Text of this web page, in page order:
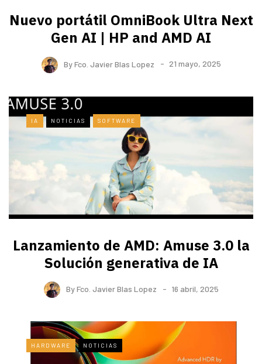
Nuevo portátil OmniBook Ultra ​Next
Gen AI | HP and AMD AI
ByFco. Javier Blas Lopez 21 mayo, 2025
IA NOTICIAS SOFTWARE
Lanzamiento de AMD: Amuse 3.0 la
Solución generativa de IA
ByFco. Javier Blas Lopez 16 abril, 2025
HARDWARE NOTICIAS